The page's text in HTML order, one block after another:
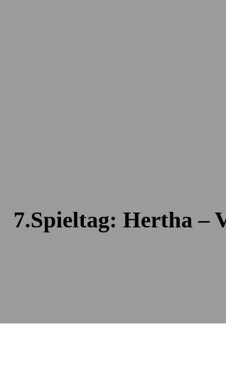
7.Spieltag: Hertha –